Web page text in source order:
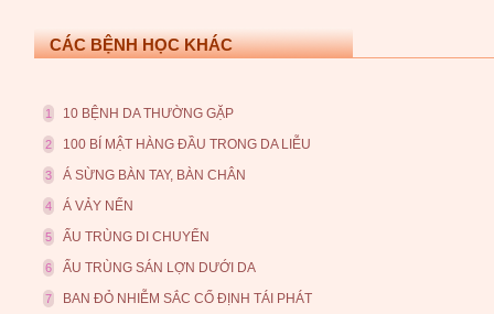
CÁC BỆNH HỌC KHÁC
1 10 BỆNH DA THƯỜNG GẶP
2 100 BÍ MẬT HÀNG ĐẦU TRONG DA LIỄU
3 Á SỪNG BÀN TAY, BÀN CHÂN
4 Á VẢY NẾN
5 ẤU TRÙNG DI CHUYỂN
6 ẤU TRÙNG SÁN LỢN DƯỚI DA
7 BAN ĐỎ NHIỄM SẮC CỐ ĐỊNH TÁI PHÁT